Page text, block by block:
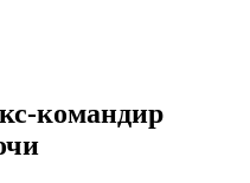
командир